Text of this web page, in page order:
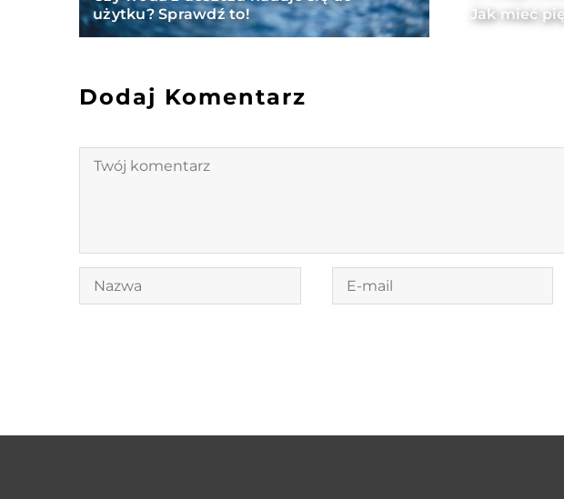
użytku? Sprawdź to!
Jak mieć
Dodaj Komentarz